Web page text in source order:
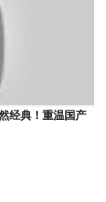
经典！重温国产